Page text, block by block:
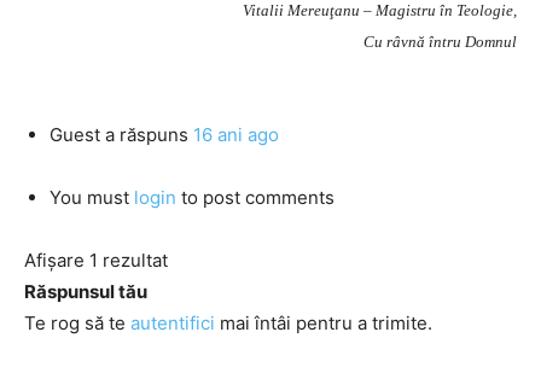
Vitalii Mereuţanu – Magistru în Teologie,
Cu râvnă întru Domnul
Guest a răspuns 16 ani ago
You must login to post comments
Afișare 1 rezultat
Răspunsul tău
Te rog să te autentifici mai întâi pentru a trimite.